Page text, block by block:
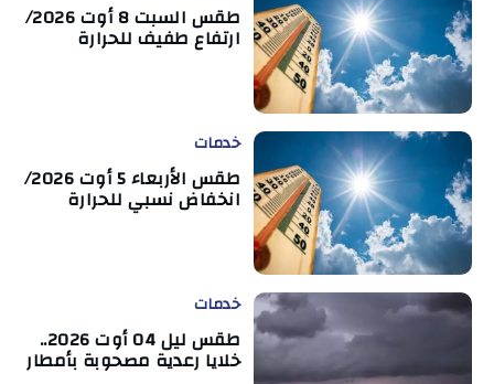
طقس السبت 8 أوت 2026/
ارتفاع طفيف للحرارة
خدمات
طقس الأربعاء 5 أوت 2026/
انخفاض نسبي للحرارة
خدمات
طقس ليل 04 أوت 2026..
خلايا رعدية مصحوبة بأمطار